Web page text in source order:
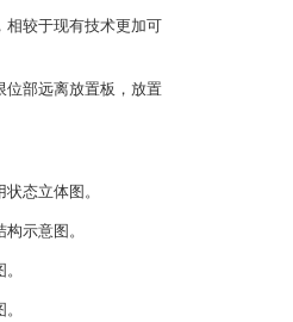
相较于现有技术更加可
位部远离放置板，放置
态立体图。
示意图。